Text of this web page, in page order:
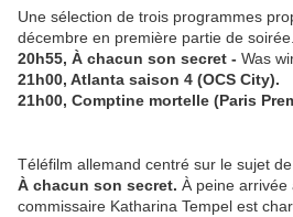
Une sélection de trois programmes
décembre en première partie de soirée.
20h55, À chacun son secret - Was
21h00, Atlanta saison 4 (OCS City).
21h00, Comptine mortelle (Paris
Téléfilm allemand centré sur le sujet
À chacun son secret. À peine arrivée
commissaire Katharina Tempel est